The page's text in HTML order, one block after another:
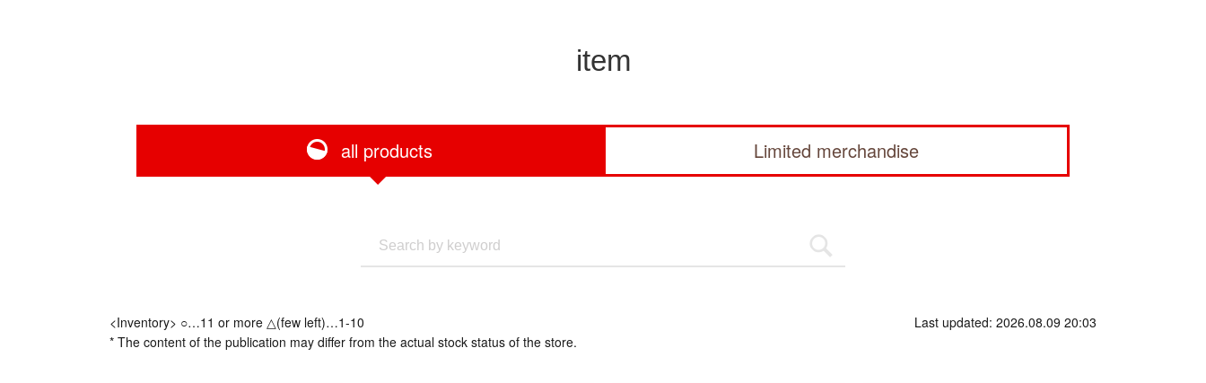
item
all products Limited merchandise
<Inventory> ○…11 or more △(few left)…1-10
* The content of the publication may differ from the actual stock status of the store.
Last updated: 2026.08.09 20:03